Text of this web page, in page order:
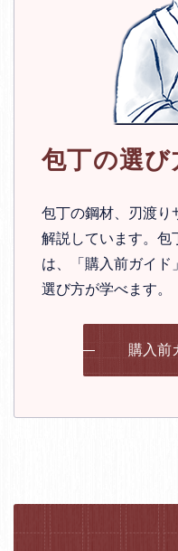
包丁の選び
包丁の鋼材、刃渡り
解説しています。包
は、「購入前ガイ
選び方が学べます。
購入前